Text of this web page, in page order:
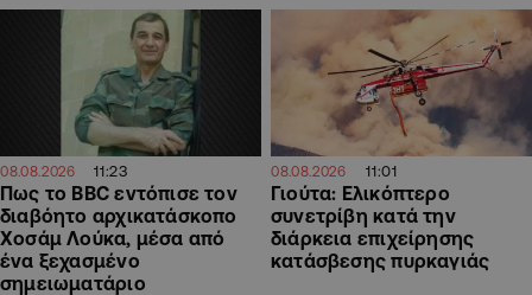
08.08.2026 11:23
Πως το BBC εντόπισε τον
διαβόητο αρχικατάσκοπο
Χοσάμ Λούκα, μέσα από
ένα ξεχασμένο
σημειωματάριο
08.08.2026 11:01
Γιούτα: Ελικόπτερο
συνετρίβη κατά την
διάρκεια επιχείρησης
κατάσβεσης πυρκαγιάς